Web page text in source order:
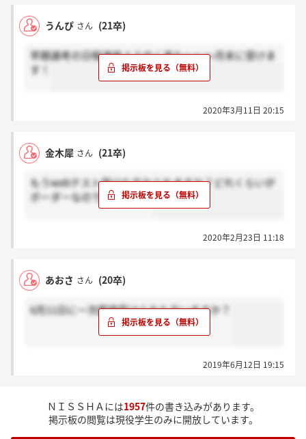
うんぴ さん (21卒)
早期選考の日程連絡ようやく来た～～～月末に受けま
す！
2020年3月11日 20:15
金木犀 さん (21卒)
もうwebテスト受けた方おられますか？どれくらいが
ボーダーなのでしょうか…
2020年2月23日 11:18
あおさ さん (20卒)
6月11日に一次面接受けられた方いますか？
2019年6月12日 19:15
ＮＩＳＳＨＡには1957件の書き込みがあります。
掲示板の閲覧は現役学生のみに開放しています。